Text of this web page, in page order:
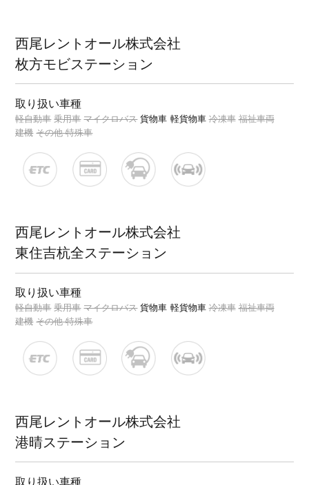
西尾レントオール株式会社
枚方モビステーション
取り扱い車種
軽自動車 乗用車 マイクロバス 貨物車 軽貨物車 冷凍車 福祉車両
建機 その他 特殊車
西尾レントオール株式会社
東住吉杭全ステーション
取り扱い車種
軽自動車 乗用車 マイクロバス 貨物車 軽貨物車 冷凍車 福祉車両
建機 その他 特殊車
西尾レントオール株式会社
港晴ステーション
取り扱い車種